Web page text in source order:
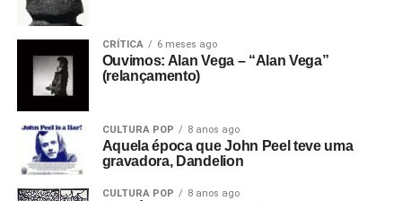
CRÍTICA 6 meses ago
Ouvimos: Alan Vega – “Alan Vega”
(relançamento)
CULTURA POP 8 anos ago
Aquela época que John Peel teve uma
gravadora, Dandelion
CULTURA POP 8 anos ago